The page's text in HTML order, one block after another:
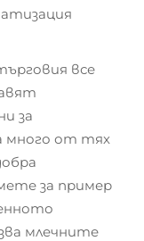
все
за
много от тях
за пример
млечните